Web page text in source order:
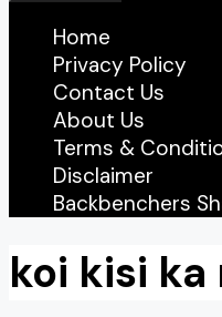
Home
Privacy Policy
Contact Us
About Us
Terms &
Disclaimer
Backbenchers
koi kisi